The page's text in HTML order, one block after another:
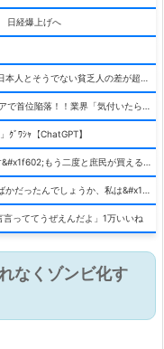
日経爆上げへ
ﾞﾜｼｬ【ChatGPT】
っててうぜえんだよ」1万いいね
なくゾンビ化す